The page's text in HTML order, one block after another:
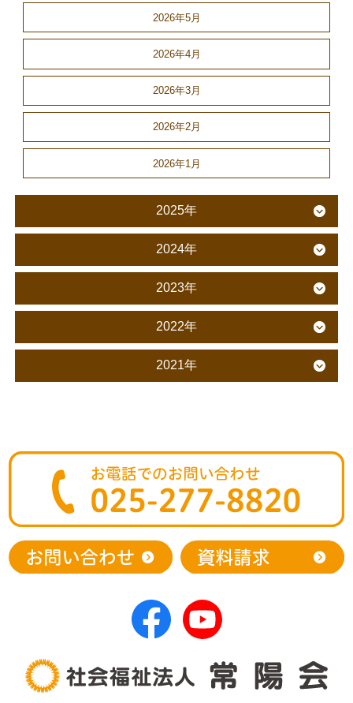
2026年5月
2026年4月
2026年3月
2026年2月
2026年1月
2025年
2024年
2023年
2022年
2021年